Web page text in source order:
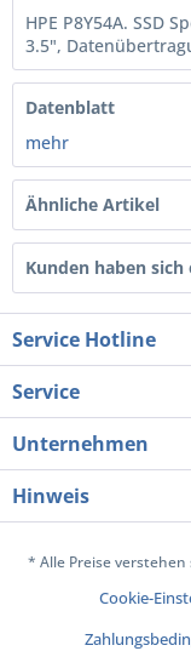
HPE P8Y54A. SSD
3.5",
Datenblatt
mehr
Ähnliche Artikel
Kunden haben sich
Service Hotline
Service
Unternehmen
Hinweis
* Alle Preise
Cookie-